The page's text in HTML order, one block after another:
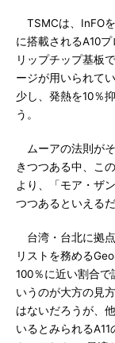
TSMCは、InFO
に搭載されるA10
リップチップ基板
ージが用いられて
少し、発熱を10％
う。
ムーアの法則が
きつつある中、こ
より、「モア・ザ
つつあるといえるだ
台湾・台北に拠
リストを務める
100％に近い割合で
いうのが大方の見
はないだろうが、
いるとみられる